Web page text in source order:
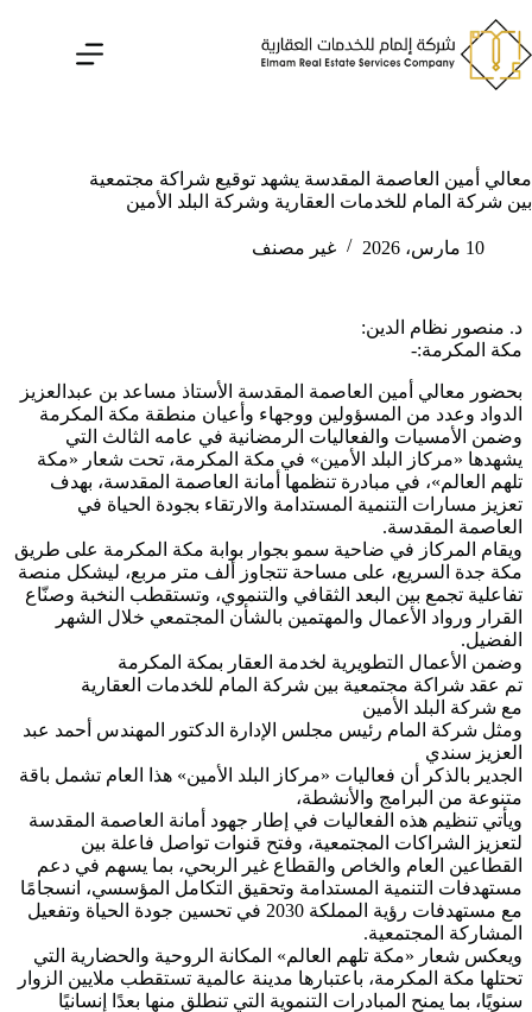
إلى
المحتوى
معالي أمين العاصمة المقدسة يشهد توقيع شراكة مجتمعية
بين شركة المام للخدمات العقارية وشركة البلد الأمين
10 مارس، 2026 غير مصنف
د. منصور نظام الدين:
مكة المكرمة:-
بحضور معالي أمين العاصمة المقدسة الأستاذ مساعد بن عبدالعزيز
الدواد وعدد من المسؤولين ووجهاء وأعيان منطقة مكة المكرمة
وضمن الأمسيات والفعاليات الرمضانية في عامه الثالث التي
يشهدها «مركاز البلد الأمين» في مكة المكرمة، تحت شعار «مكة
تلهم العالم»، في مبادرة تنظمها أمانة العاصمة المقدسة، بهدف
تعزيز مسارات التنمية المستدامة والارتقاء بجودة الحياة في
العاصمة المقدسة.
ويقام المركاز في ضاحية سمو بجوار بوابة مكة المكرمة على طريق
مكة جدة السريع، على مساحة تتجاوز ألف متر مربع، ليشكل منصة
تفاعلية تجمع بين البعد الثقافي والتنموي، وتستقطب النخبة وصنّاع
القرار ورواد الأعمال والمهتمين بالشأن المجتمعي خلال الشهر
الفضيل.
وضمن الأعمال التطويرية لخدمة العقار بمكة المكرمة
تم عقد شراكة مجتمعية بين شركة المام للخدمات العقارية
مع شركة البلد الأمين
ومثل شركة المام رئيس مجلس الإدارة الدكتور المهندس أحمد عبد
العزيز سندي
الجدير بالذكر أن فعاليات «مركاز البلد الأمين» هذا العام تشمل باقة
متنوعة من البرامج والأنشطة،
ويأتي تنظيم هذه الفعاليات في إطار جهود أمانة العاصمة المقدسة
لتعزيز الشراكات المجتمعية، وفتح قنوات تواصل فاعلة بين
القطاعين العام والخاص والقطاع غير الربحي، بما يسهم في دعم
مستهدفات التنمية المستدامة وتحقيق التكامل المؤسسي، انسجامًا
مع مستهدفات رؤية المملكة 2030 في تحسين جودة الحياة وتفعيل
المشاركة المجتمعية.
ويعكس شعار «مكة تلهم العالم» المكانة الروحية والحضارية التي
تحتلها مكة المكرمة، باعتبارها مدينة عالمية تستقطب ملايين الزوار
سنويًا، بما يمنح المبادرات التنموية التي تنطلق منها بعدًا إنسانيًا